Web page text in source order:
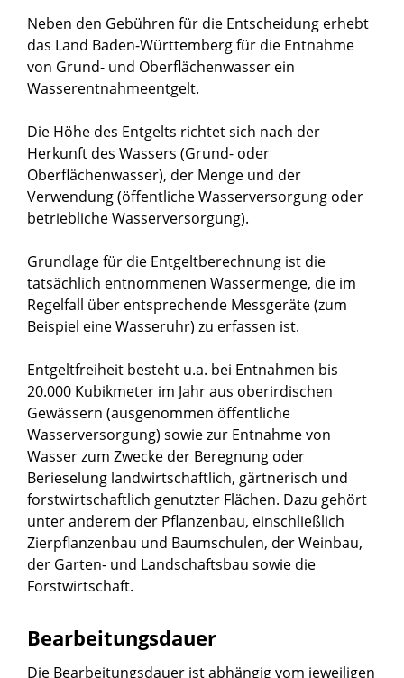
Neben den Gebühren für die Entscheidung erhebt
das Land Baden-Württembergfür die Entnahme
von Grund- und Oberflächenwasser ein
Wasserentnahmeentgelt.
Die Höhe des Entgelts richtet sich nach der
Herkunft des Wassers (Grund- oder
Oberflächenwasser), der Menge und der
Verwendung (öffentliche Wasserversorgung oder
betriebliche Wasserversorgung).
Grundlage für die Entgeltberechnung ist die
tatsächlich entnommenen Wassermenge, die im
Regelfall über entsprechende Messgeräte (zum
Beispiel eine Wasseruhr) zu erfassen ist.
Entgeltfreiheit besteht u.a. bei Entnahmen bis
20.000 Kubikmeter im Jahr aus oberirdischen
Gewässern (ausgenommen öffentliche
Wasserversorgung) sowie zur Entnahme von
Wasser zum Zwecke der Beregnung oder
Berieselung landwirtschaftlich, gärtnerisch und
forstwirtschaftlich genutzter Flächen. Dazu gehört
unter anderem der Pflanzenbau, einschließlich
Zierpflanzenbau und Baumschulen, der Weinbau,
der Garten- und Landschaftsbau sowie die
Forstwirtschaft.
Bearbeitungsdauer
Die Bearbeitungsdauer ist abhängig vom jeweiligen